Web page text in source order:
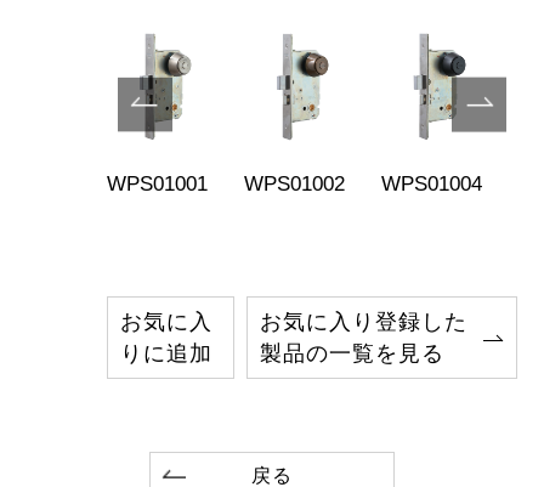
WPS01001 WPS01002 WPS01004
お気に入
りに追加
お気に入り登録した
製品の一覧を見る
戻る